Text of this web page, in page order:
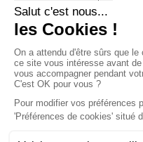
7/15/30A
70
71
72